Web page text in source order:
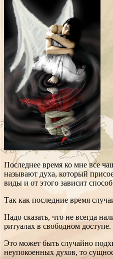
Последнее время ко мне все
называют духа, который
виды и от этого зависит
Так как последние время
Надо сказать, что не всегда
ритуалах в свободном доступе.
Это может быть случайно
неупокоенных духов, то